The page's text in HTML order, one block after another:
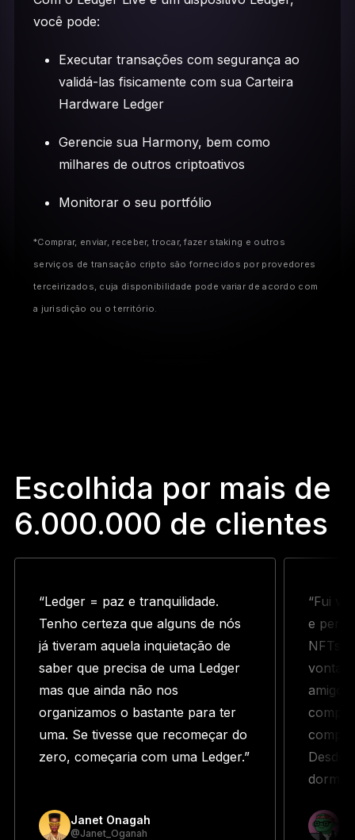
você pode:
Executar transações com segurança ao
validá-las fisicamente com sua Carteira
Hardware Ledger
Gerencie sua Harmony, bem como
milhares de outros criptoativos
Monitorar o seu portfólio
*Comprar, enviar, receber, trocar, fazer staking e outros
serviços de transação cripto são fornecidos por provedores
terceirizados, cuja disponibilidade pode variar de acordo com
a jurisdição ou o território.
Escolhida por mais de
6.000.000 de clientes
“Ledger = paz e tranquilidade.
Tenho certeza que alguns de nós
já tiveram aquela inquietação de
saber que precisa de uma Ledger
mas que ainda não nos
organizamos o bastante para ter
uma. Se tivesse que recomeçar do
zero, começaria com uma Ledger.”
Janet Onagah
@Janet_Oganah
“Fui
e perdi
NFTs.
amigo
Desde
dormir.”